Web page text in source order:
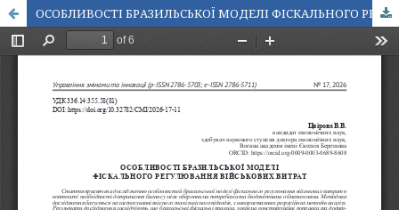
ОСОБЛИВОСТІ БРАЗИЛЬСЬКОЇ МОДЕЛІ ФІСКАЛЬНОГО РЕГУЛЮВАННЯ ВІЙСЬКОВИХ ВИТРАТ